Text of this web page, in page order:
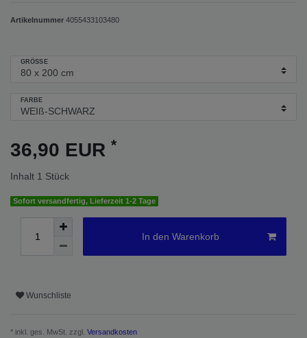
Artikelnummer 4055433103480
GRÖSSE
FARBE
36,90 EUR *
Inhalt 1 Stück
Sofort versandfertig, Lieferzeit 1-2 Tage
In den Warenkorb
Wunschliste
* inkl. ges. MwSt. zzgl. Versandkosten